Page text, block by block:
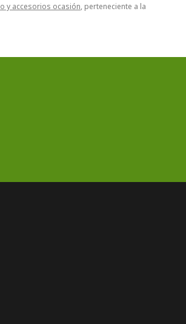
y accesorios ocasión, perteneciente a la